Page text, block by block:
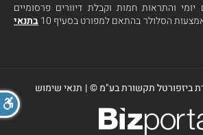
והתראות חמות וקבלת דיוורים פרסומיים
הסלולר בהתאם למפורט בסעיף 10
בתנאי
ביזפורטל תקשורת בע"מ ©| תנאי שימוש